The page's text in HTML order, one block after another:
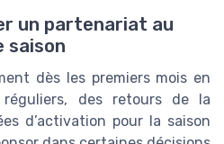
un partenariat au
saison
dès les premiers mois en
des retours de la
d’activation pour la saison